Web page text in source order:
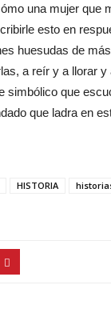
una mujer que
esto en
huesudas de
a reír y a llorar
simbólico que
que ladra en
HISTORIA